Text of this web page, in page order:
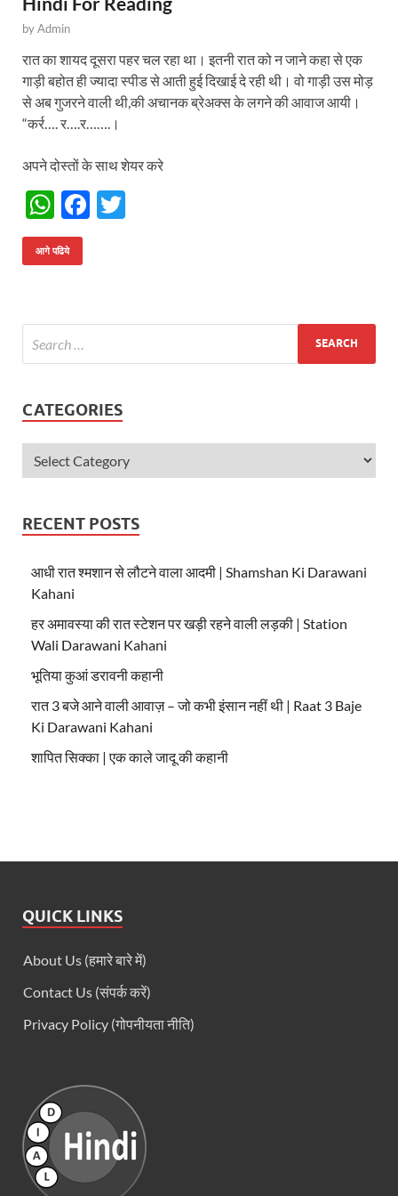
byAdmin
रात का शायद दूसरा पहर चल रहा था। इतनी रात को न जाने कहा से एक
गाड़ी बहोत ही ज्यादा स्पीड से आती हुई दिखाई दे रही थी। वो गाड़ी उस मोड़
से अब गुजरने वाली थी,की अचानक ब्रेअक्स के लगने की आवाज आयी।
“कर्र…. र….र…….।
अपने दोस्तों के साथ शेयर करे
W
h
at
A
p
p
F
o
k
आगे पढिये
CATEGORIES
RECENT POSTS
आधी रात श्मशान से लौटने वाला आदमी | Shamshan Ki Darawani
Kahani
हर अमावस्या की रात स्टेशन पर खड़ी रहने वाली लड़की | Station
Wali Darawani Kahani
भूतिया कुआं डरावनी कहानी
रात 3 बजे आने वाली आवाज़ – जो कभी इंसान नहीं थी | Raat 3 Baje
Ki Darawani Kahani
शापित सिक्का | एक काले जादू की कहानी
QUICK LINKS
About Us (हमारे बारे में)
Contact Us (संपर्क करें)
Privacy Policy (गोपनीयता नीति)